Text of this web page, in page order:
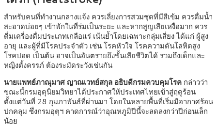
สำหรับคนที่ทำงานกลางแจ้ง ควรเลี่ยงการสวมชุดที่มีสีเข้ม ควรดื่มน้ำ
สะอาดบ่อยๆ เข้าพักในที่ร่มเป็นระยะ และหากสูญเสียเหงื่อมาก ควร
ดื่มเครื่องดื่มประเภทเกลือแร่ เน้นย้ำโดยเฉพาะกลุ่มเสี่ยง ได้แก่ ผู้สูง
อายุ และผู้ที่มีโรคประจำตัว เช่น โรคหัวใจ โรคความดันโลหิตสูง
โรคปอด เป็นต้น อาจเป็นอันตรายถึงขั้นเสียชีวิตได้ รวมถึงเด็กและ
หญิงตั้งครรภ์ ต้องระมัดระวังเช่นกัน
นายแพทย์ภาณุมาศ ญาณเวทย์สกุล อธิบดีกรมควบคุมโรค กล่าวว่า
ขณะนี้กรมอุตุนิยมวิทยาได้ประกาศให้ประเทศไทยเข้าสู่ฤดูร้อน
ตั้งแต่วันที่ 28 กุมภาพันธ์ที่ผ่านมา โดยในหลายพื้นที่เริ่มมีอากาศร้อน
ปกคลุม ซึ่งกรมอุตุฯ คาดการณ์ว่าอุณหภูมิปีนี้จะลดลงกว่าปีก่อนเล็ก
น้อย